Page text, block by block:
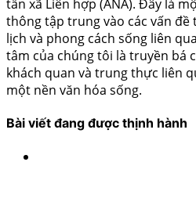
tấn xã Liên hợp (ANA). Đây là
thông tập trung vào các vấn
lịch và phong cách sống liên
tâm của chúng tôi là truyền bá
khách quan và trung thực liên
một nền văn hóa sống.
Bài viết đang được thịnh hành